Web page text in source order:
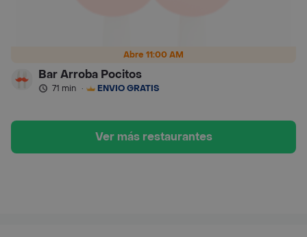
Abre 11:00 AM
Bar Arroba Pocitos
71 min · ENVÍO GRATIS
Ver más restaurantes